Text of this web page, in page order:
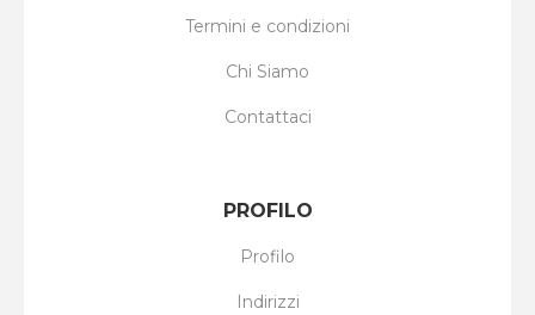
Termini e condizioni
Chi Siamo
Contattaci
PROFILO
Profilo
Indirizzi